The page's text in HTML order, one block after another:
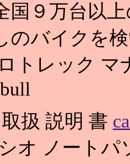
国９万台以
のバイクを
トレック マ
扱 説明 書
オ ノートパ